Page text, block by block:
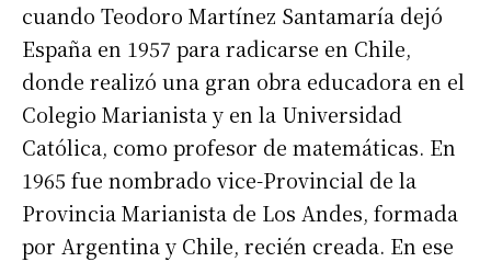
Número de teléfono
cuando Teodoro Martínez Santamaría dejó
España en 1957 para radicarse en Chile,
donde realizó una gran obra educadora en el
Colegio Marianista y en la Universidad
Católica, como profesor de matemáticas. En
1965 fue nombrado vice-Provincial de la
Provincia Marianista de Los Andes, formada
por Argentina y Chile, recién creada. En ese